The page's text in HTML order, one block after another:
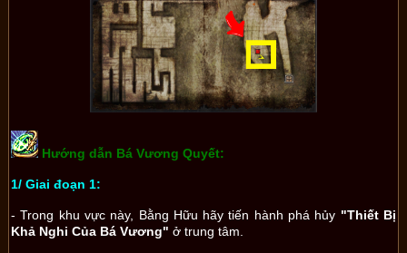
Hướng dẫn Bá Vương Quyết:
1/ Giai đoạn 1:
- Trong khu vực này, Bằng Hữu hãy tiến hành phá hủy "Thiết Bị
Khả Nghi Của Bá Vương" ở trung tâm.